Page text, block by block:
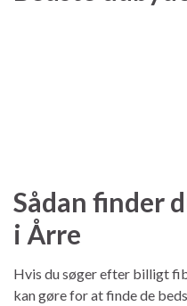
Sådan finder
i Årre
Hvis du søger efter billigt
kan gøre for at finde de